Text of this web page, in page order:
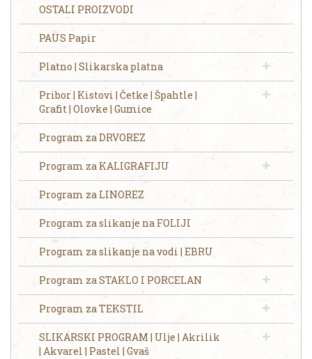
OSTALI PROIZVODI
PAUS Papir
Platno | Slikarska platna
Pribor | Kistovi | Četke | Špahtle |
Grafit | Olovke | Gumice
Program za DRVOREZ
Program za KALIGRAFIJU
Program za LINOREZ
Program za slikanje na FOLIJI
Program za slikanje na vodi | EBRU
Program za STAKLO I PORCELAN
Program za TEKSTIL
SLIKARSKI PROGRAM | Ulje | Akrilik
| Akvarel | Pastel | Gvaš